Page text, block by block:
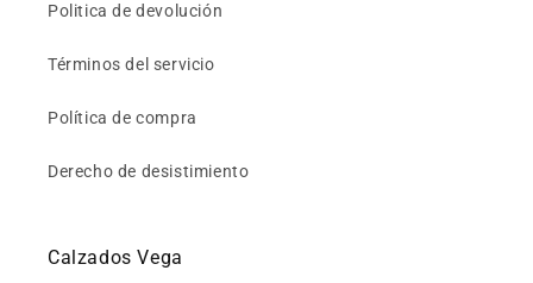
Politica de devolución
Términos del servicio
Política de compra
Derecho de desistimiento
Calzados Vega